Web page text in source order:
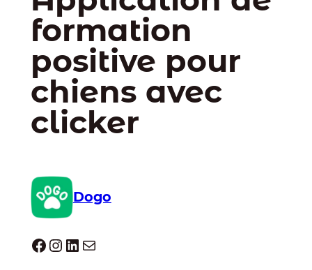
formation
positive pour
chiens avec
clicker
Dogo
Dogo facebook InstagramLinkedIn E-mail